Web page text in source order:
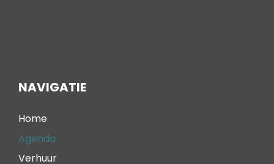
NAVIGATIE
Home
Agenda
Verhuur